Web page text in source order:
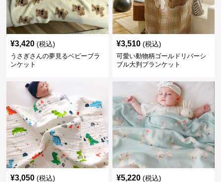
¥3,420 (税込)
うさぎさんの夢見るベビーブラ
ンケット
¥3,510 (税込)
可愛い動物柄ゴールドリバーシ
ブル大判ブランケット
¥3,050 (税込) ¥5,220 (税込)